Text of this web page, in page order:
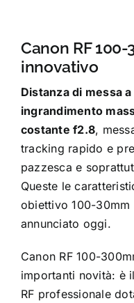
Canon RF 100-
innovativo
Distanza di messa
ingrandimento
costante f2.8,
tracking rapido e
pazzesca e
Queste le
obiettivo 100-30mm
annunciato oggi.
Canon RF 100-
importanti novità: è
RF professionale